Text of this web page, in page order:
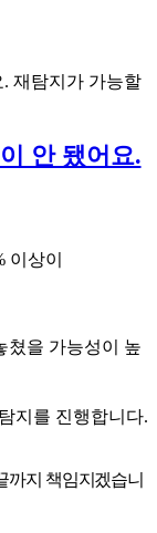
재탐지가 가능할
안 됐어요.
이상이
쳤을 가능성이 높
지를 진행합니다.
까지 책임지겠습니